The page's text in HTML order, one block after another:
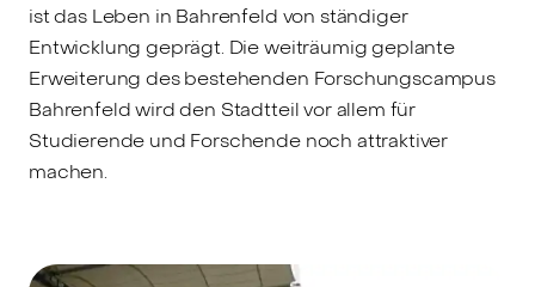
ist das Leben in Bahrenfeld von ständiger
Entwicklung geprägt. Die weiträumig geplante
Erweiterung des bestehenden Forschungscampus
Bahrenfeld wird den Stadtteil vor allem für
Studierende und Forschende noch attraktiver
machen.